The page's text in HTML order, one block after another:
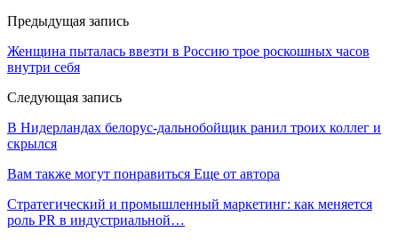
Предыдущая запись
Женщина пыталась ввезти в Россию трое роскошных часов
внутри себя
Следующая запись
В Нидерландах белорус-дальнобойщик ранил троих коллег и
скрылся
Вам также могут понравиться Еще от автора
Стратегический и промышленный маркетинг: как меняется
роль PR в индустриальной…